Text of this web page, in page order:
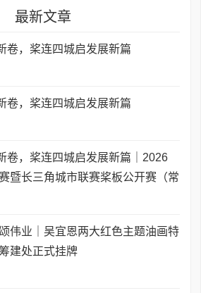
最新文章
卷，桨连四城启发展新篇
卷，桨连四城启发展新篇
卷，桨连四城启发展新篇｜2026
暨长三角城市联赛桨板公开赛（常
伟业｜吴宜恩两大红色主题油画特
建处正式挂牌